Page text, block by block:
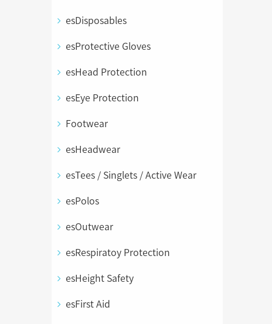
esDisposables
esProtective Gloves
esHead Protection
esEye Protection
Footwear
esHeadwear
esTees / Singlets / Active Wear
esPolos
esOutwear
esRespiratoy Protection
esHeight Safety
esFirst Aid